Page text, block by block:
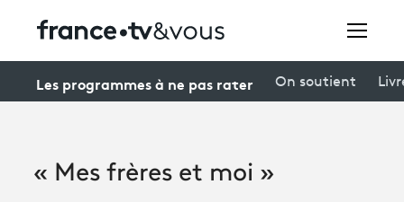
Les programmes à ne pas rater On soutient
« Mes frères et moi »